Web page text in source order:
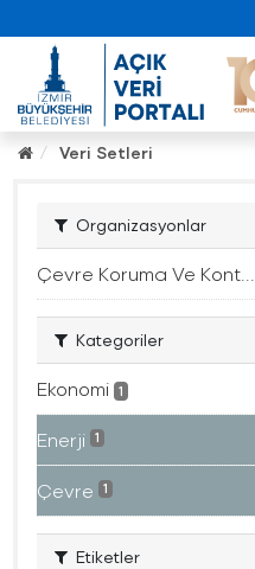
Veri Setleri
Organizasyonlar
Çevre Koruma Ve Kont...
Kategoriler
Ekonomi 1
Enerji 1
Çevre 1
Etiketler